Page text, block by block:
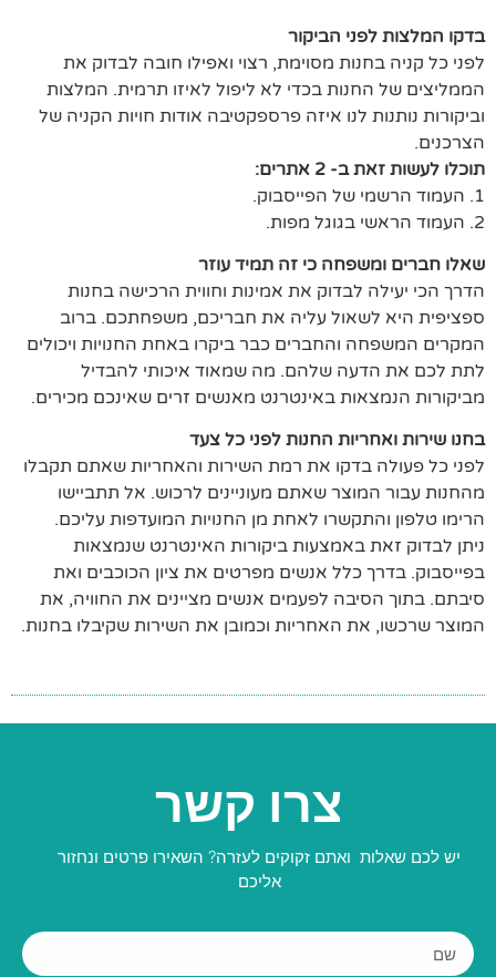
בדקו המלצות לפני הביקור
לפני כל קניה בחנות מסוימת, רצוי ואפילו חובה לבדוק את
הממליצים של החנות בכדי לא ליפול לאיזו תרמית. המלצות
וביקורות נותנות לנו איזה פרספקטיבה אודות חויות הקניה של
הצרכנים.
תוכלו לעשות זאת ב- 2 אתרים:
1. העמוד הרשמי של הפייסבוק.
2. העמוד הראשי בגוגל מפות.
שאלו חברים ומשפחה כי זה תמיד עוזר
הדרך הכי יעילה לבדוק את אמינות וחווית הרכישה בחנות
ספציפית היא לשאול עליה את חבריכם, משפחתכם. ברוב
המקרים המשפחה והחברים כבר ביקרו באחת החנויות ויכולים
לתת לכם את הדעה שלהם. מה שמאוד איכותי להבדיל
מביקורות הנמצאות באינטרנט מאנשים זרים שאינכם מכירים.
בחנו שירות ואחריות החנות לפני כל צעד
לפני כל פעולה בדקו את רמת השירות והאחריות שאתם תקבלו
מהחנות עבור המוצר שאתם מעוניינים לרכוש. אל תתביישו
הרימו טלפון והתקשרו לאחת מן החנויות המועדפות עליכם.
ניתן לבדוק זאת באמצעות ביקורות האינטרנט שנמצאות
בפייסבוק. בדרך כלל אנשים מפרטים את ציון הכוכבים ואת
סיבתם. בתוך הסיבה לפעמים אנשים מציינים את החוויה, את
המוצר שרכשו, את האחריות וכמובן את השירות שקיבלו בחנות.
צרו קשר
יש לכם שאלות ואתם זקוקים לעזרה? השאירו פרטים ונחזור
אליכם